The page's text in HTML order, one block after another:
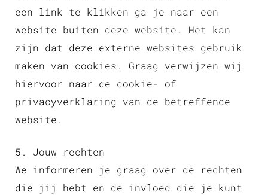
een link te klikken ga je naar een
website buiten deze website. Het kan
zijn dat deze externe websites gebruik
maken van cookies. Graag verwijzen wij
hiervoor naar de cookie- of
privacyverklaring van de betreffende
website.
5. Jouw rechten
We informeren je graag over de rechten
die jij hebt en de invloed die je kunt